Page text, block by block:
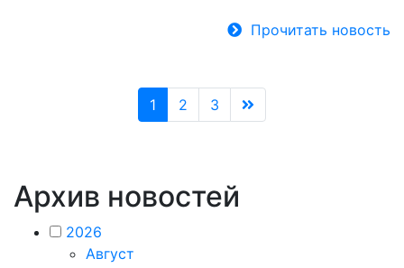
Прочитать новость
1 2 3
Архив новостей
2026
Август